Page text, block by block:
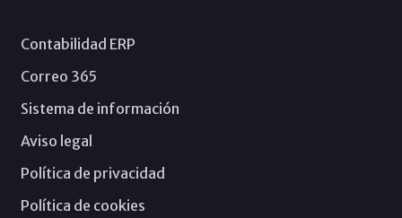
Contabilidad ERP
Correo 365
Sistema de información
Aviso legal
Política de privacidad
Política de cookies